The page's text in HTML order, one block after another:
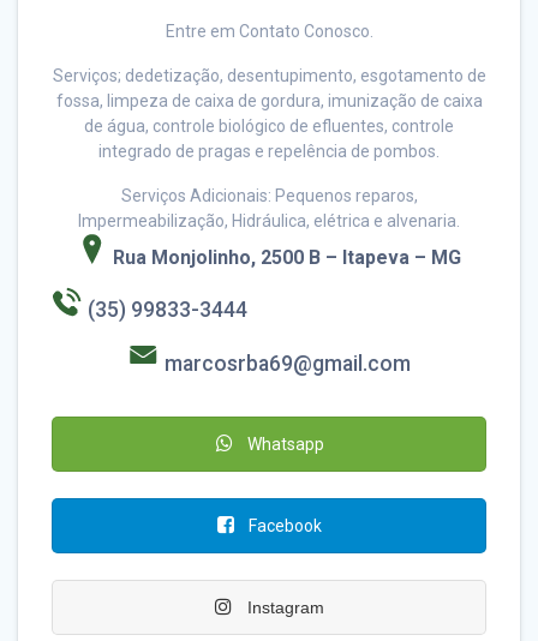
Entre em Contato Conosco.
Serviços; dedetização, desentupimento, esgotamento de
fossa, limpeza de caixa de gordura, imunização de caixa
de água, controle biológico de efluentes, controle
integrado de pragas e repelência de pombos.
Serviços Adicionais: Pequenos reparos,
Impermeabilização, Hidráulica, elétrica e alvenaria.
Rua Monjolinho, 2500 B – Itapeva – MG
(35) 99833-3444
marcosrba69@gmail.com
Whatsapp
Facebook
Instagram